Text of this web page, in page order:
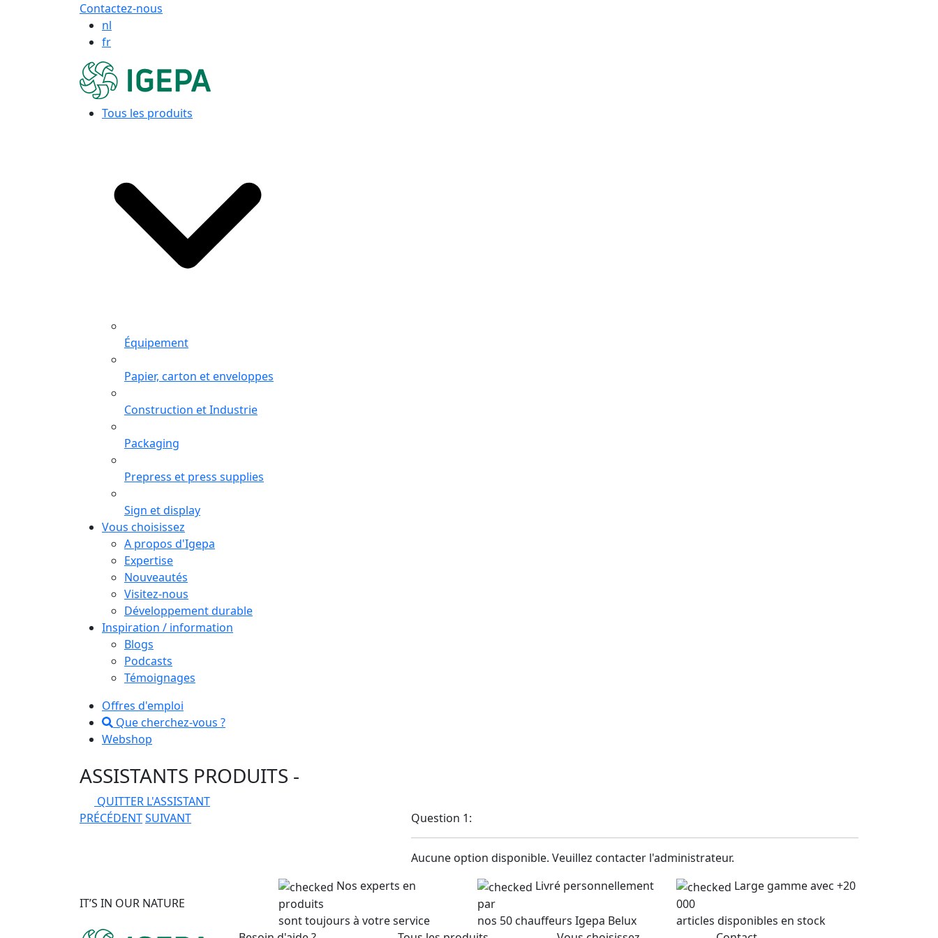
Contactez-nous
nl
fr
Tous les produits
Équipement
Papier, carton et enveloppes
Construction et Industrie
Packaging
Prepress et press supplies
Sign et display
Vous choisissez
A propos d'Igepa
Expertise
Nouveautés
Visitez-nous
Développement durable
Inspiration / information
Blogs
Podcasts
Témoignages
Offres d'emploi
Que cherchez-vous ?
Webshop
ASSISTANTS PRODUITS -
QUITTER L'ASSISTANT
PRÉCÉDENTSUIVANT Question 1:
Aucune option disponible. Veuillez contacter l'administrateur.
IT’S IN OUR NATURE
Nos experts en
produits
sont toujours à votre service
Livré personnellement
par
nos 50 chauffeurs Igepa Belux
Large gamme avec +20
000
articles disponibles en stock